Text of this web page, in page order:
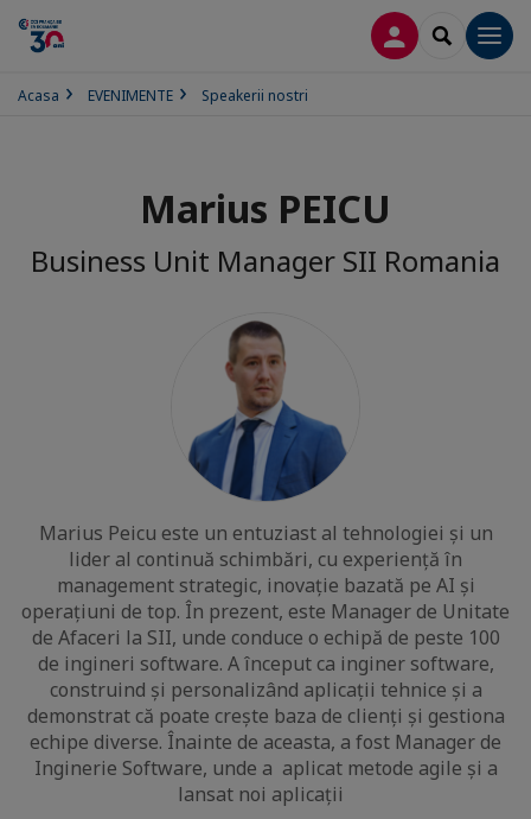
CONECTARE
SEARCH
Acasa EVENIMENTE Speakerii nostri
Marius PEICU
Business Unit Manager SII Romania
Marius Peicu este un entuziast al tehnologiei și un
lider al continuă schimbări, cu experiență în
management strategic, inovație bazată pe AI și
operațiuni de top. În prezent, este Manager de Unitate
de Afaceri la SII, unde conduce o echipă de peste 100
de ingineri software. A început ca inginer software,
construind și personalizând aplicații tehnice și a
demonstrat că poate crește baza de clienți și gestiona
echipe diverse. Înainte de aceasta, a fost Manager de
Inginerie Software, unde a aplicat metode agile și a
lansat noi aplicații